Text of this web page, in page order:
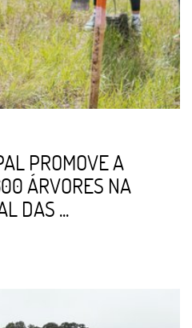
PROMOVE A
ÁRVORES NA
DAS ...